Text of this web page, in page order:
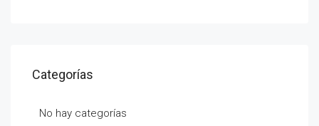
Categorías
No hay categorías